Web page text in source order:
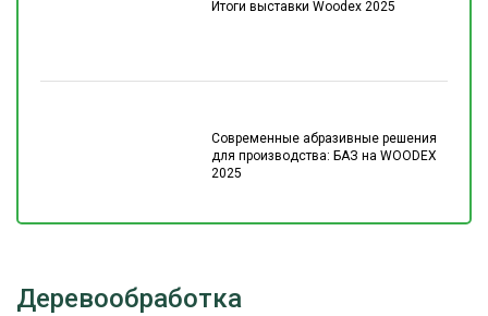
Итоги выставки Woodex 2025
Современные абразивные решения
для производства: БАЗ на WOODEX
2025
Деревообработка